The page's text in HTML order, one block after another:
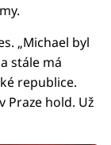
„Michael byl
stále má
republice.
Praze hold. Už